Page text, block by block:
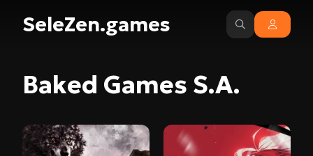
SeleZen.games
Baked Games S.A.